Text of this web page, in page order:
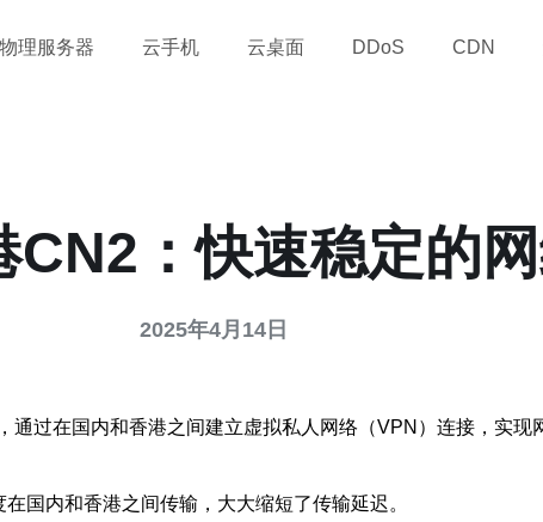
物理服务器 云手机 云桌面 DDoS CDN
CN2：快速稳定的
2025年4月14日
过在国内和香港之间建立虚拟私人网络（VPN）连接，实现
国内和香港之间传输，大大缩短了传输延迟。